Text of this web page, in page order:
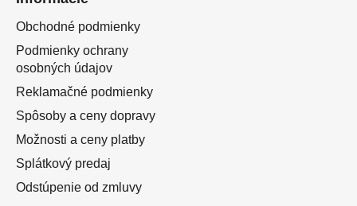
Obchodné podmienky
Podmienky ochrany
osobných údajov
Reklamačné podmienky
Spôsoby a ceny dopravy
Možnosti a ceny platby
Splátkový predaj
Odstúpenie od zmluvy